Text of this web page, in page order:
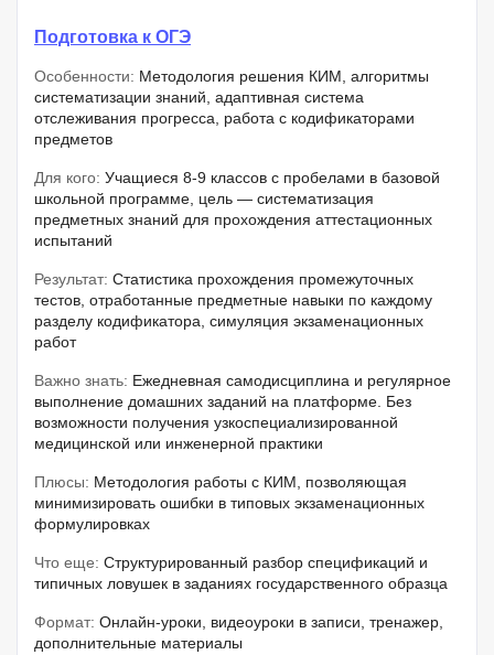
Подготовка к ОГЭ
Особенности: Методология решения КИМ, алгоритмы
систематизации знаний, адаптивная система
отслеживания прогресса, работа с кодификаторами
предметов
Для кого: Учащиеся 8-9 классов с пробелами в базовой
школьной программе, цель — систематизация
предметных знаний для прохождения аттестационных
испытаний
Результат: Статистика прохождения промежуточных
тестов, отработанные предметные навыки по каждому
разделу кодификатора, симуляция экзаменационных
работ
Важно знать: Ежедневная самодисциплина и регулярное
выполнение домашних заданий на платформе. Без
возможности получения узкоспециализированной
медицинской или инженерной практики
Плюсы: Методология работы с КИМ, позволяющая
минимизировать ошибки в типовых экзаменационных
формулировках
Что еще: Структурированный разбор спецификаций и
типичных ловушек в заданиях государственного образца
Формат: Онлайн-уроки, видеоуроки в записи, тренажер,
дополнительные материалы